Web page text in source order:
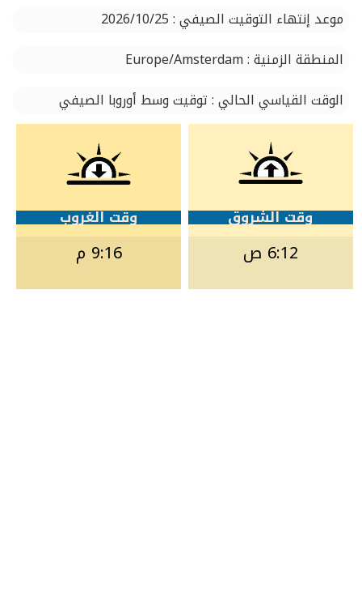
موعد إنتهاء التوقيت الصيفي : 2026/10/25
المنطقة الزمنية : Europe/Amsterdam
الوقت القياسي الحالي : توقيت وسط أوروبا الصيفي
وقت الشروق
6:12 ص
وقت الغروب
9:16 م